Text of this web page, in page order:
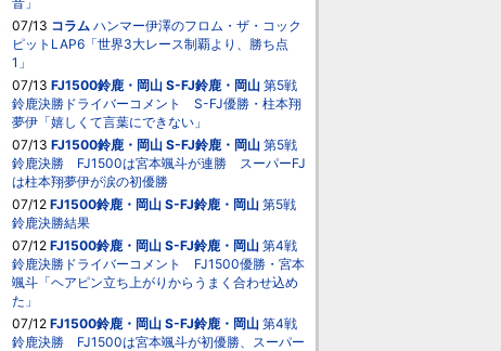
07/13 コラム ハンマー伊澤のフロム・ザ・コック
ピットLAP6「世界3大レース制覇より、勝ち点
1」
07/13 FJ1500鈴鹿・岡山 S-FJ鈴鹿・岡山 第5戦
鈴鹿決勝ドライバーコメント S-FJ優勝・柱本翔
夢伊「嬉しくて言葉にできない」
07/13 FJ1500鈴鹿・岡山 S-FJ鈴鹿・岡山 第5戦
鈴鹿決勝 FJ1500は宮本颯斗が連勝 スーパーFJ
は柱本翔夢伊が涙の初優勝
07/12 FJ1500鈴鹿・岡山 S-FJ鈴鹿・岡山 第5戦
鈴鹿決勝結果
07/12 FJ1500鈴鹿・岡山 S-FJ鈴鹿・岡山 第4戦
鈴鹿決勝ドライバーコメント FJ1500優勝・宮本
颯斗「ヘアピン立ち上がりからうまく合わせ込め
た」
07/12 FJ1500鈴鹿・岡山 S-FJ鈴鹿・岡山 第4戦
鈴鹿決勝 FJ1500は宮本颯斗が初優勝、スーパー